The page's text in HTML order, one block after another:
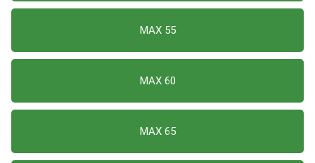
MAX 55
MAX 60
MAX 65